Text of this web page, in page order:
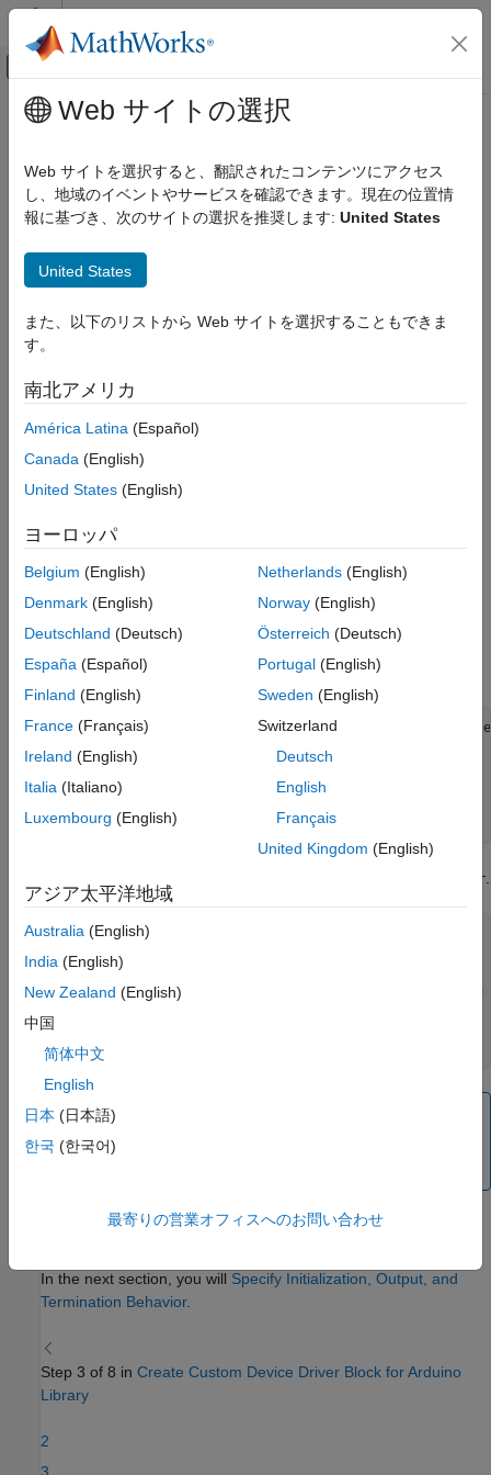
コンテンツへスキップ
オフキャンバス ナビゲーション メ
ドキュメンテーションのホーム
Simulink Supported Hardware
Arduino Hardware
メインコンテンツ
Select System Object Template
Step 3 of 8 inCreate Custom Device Driver Block for Arduino
2
3
4
blocks. Follow these steps to create a customized System
object™ by modifying the System object template.
class file,
Save a copy of the class file and rename it as
colorSensor.m
colorSensor
classdef colorSensor <
        & matlab.system.mixin.Propagates
        & matlab.system.mixin.CustomIcon
end
colorSensor
methods
% Support name-value pair arguments
end
Note
A MATLAB class requires the class name,
Save the changes to .
In the next section, you will Specify Initialization, Output, and
Termination Behavior.
Step 3 of 8 in Create Custom Device Driver Block for Arduino
Library
2
Web サイトの選択
Web サイトを選択すると、翻訳されたコンテンツにアクセス
し、地域のイベントやサービスを確認できます。現在の位置情
報に基づき、次のサイトの選択を推奨します: United States
United States
また、以下のリストから Web サイトを選択することもできま
す。
南北アメリカ
América Latina (Español)
Canada (English)
United States (English)
ヨーロッパ
Belgium (English)
Denmark (English)
Deutschland (Deutsch)
España (Español)
Finland (English)
France (Français)
Ireland (English)
Italia (Italiano)
Luxembourg (English)
Netherlands(English)
Norway(English)
Österreich (Deutsch)
Portugal(English)
Sweden (English)
Switzerland
Deutsch
English
Français
United Kingdom (English)
アジア太平洋地域
Australia (English)
India (English)
New Zealand (English)
中国
简体中文
English
日本 (日本語)
한국 (한국어)
最寄りの営業オフィスへのお問い合わせ